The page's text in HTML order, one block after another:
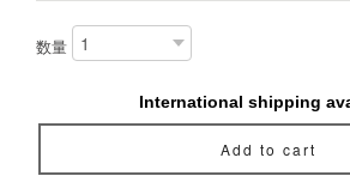
数量
International shipping
Add to cart